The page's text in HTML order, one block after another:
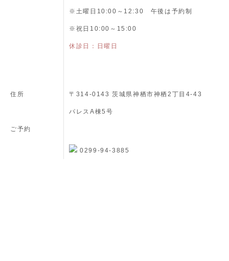
※土曜日10:00～12:30 午後は予約制
※祝日10:00～15:00
休診日：日曜日
住所 〒314-0143 茨城県神栖市神栖2丁目4-43
パレスA棟5号
ご予約
0299-94-3885